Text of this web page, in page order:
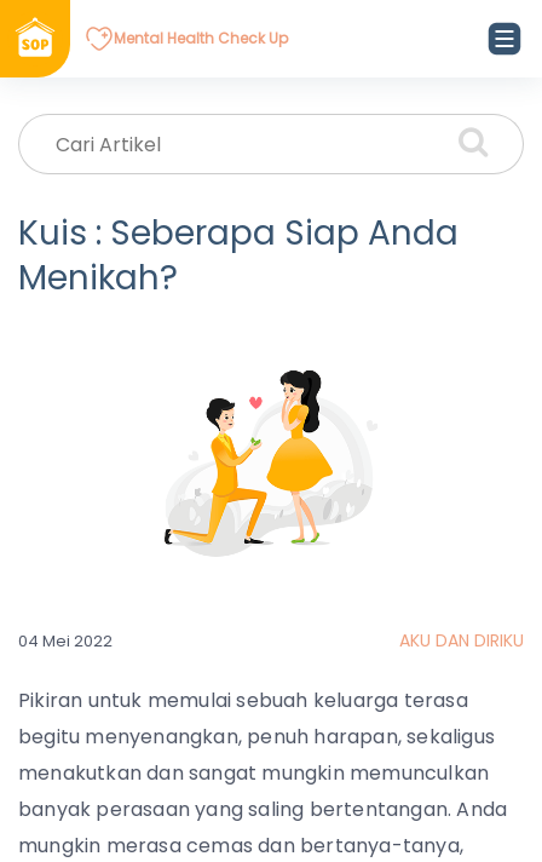
Mental Health Check Up
Kuis : Seberapa Siap Anda
Menikah?
04 Mei 2022 AKU DAN DIRIKU
Pikiran untuk memulai sebuah keluarga terasa
begitu menyenangkan, penuh harapan, sekaligus
menakutkan dan sangat mungkin memunculkan
banyak perasaan yang saling bertentangan.Anda
mungkin merasa cemas dan bertanya-tanya,